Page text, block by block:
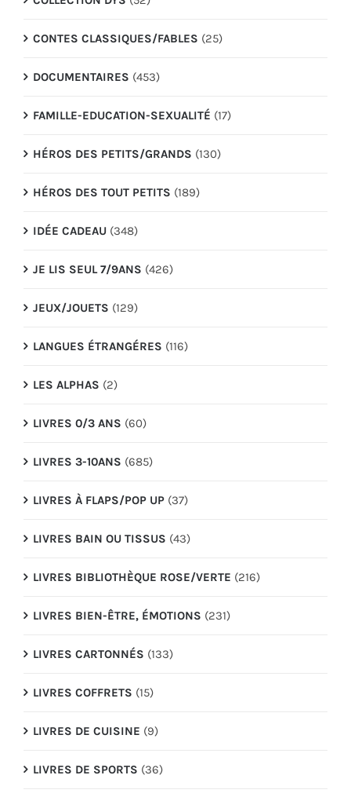
CONTES CLASSIQUES/FABLES (25)
DOCUMENTAIRES (453)
FAMILLE-EDUCATION-SEXUALITÉ (17)
HÉROS DES PETITS/GRANDS (130)
HÉROS DES TOUT PETITS (189)
IDÉE CADEAU (348)
JE LIS SEUL 7/9ANS (426)
JEUX/JOUETS (129)
LANGUES ÉTRANGÉRES (116)
LES ALPHAS (2)
LIVRES 0/3 ANS (60)
LIVRES 3-10ANS (685)
LIVRES À FLAPS/POP UP (37)
LIVRES BAIN OU TISSUS (43)
LIVRES BIBLIOTHÈQUE ROSE/VERTE (216)
LIVRES BIEN-ÊTRE, ÉMOTIONS (231)
LIVRES CARTONNÉS (133)
LIVRES COFFRETS (15)
LIVRES DE CUISINE (9)
LIVRES DE SPORTS (36)